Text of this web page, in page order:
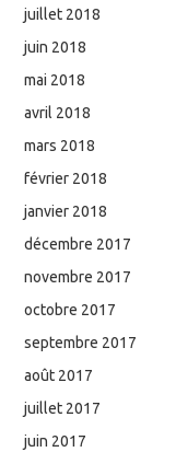
juillet 2018
juin 2018
mai 2018
avril 2018
mars 2018
février 2018
janvier 2018
décembre 2017
novembre 2017
octobre 2017
septembre 2017
août 2017
juillet 2017
juin 2017